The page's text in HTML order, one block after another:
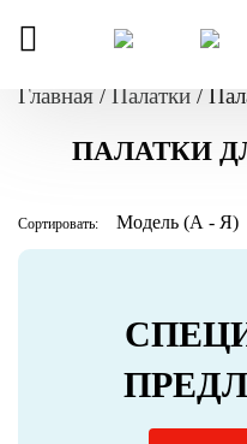
Главная / Палатки /
ПАЛАТКИ
Сортировать: